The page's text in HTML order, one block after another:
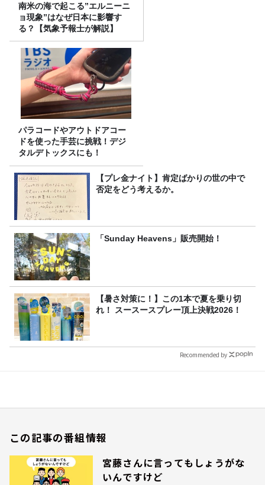
南米の海で起こる”エルニーニ
ョ現象”はなぜ日本に影響す
る？【気象予報士が解説】
パラコードやアウトドアコー
ドを使った手芸に挑戦！デジ
タルデトックスにも！
【プレ金ナイト】肯定ばかりの世の中で
否定をどう考えるか。
「Sunday Heavens」販売開始！
【暑さ対策に！】この1本で夏を乗り切
れ！ スースースプレー頂上決戦2026！
Recommended by
この記事の番組情報
宮藤さんに言ってもしょうがな
いんですけど